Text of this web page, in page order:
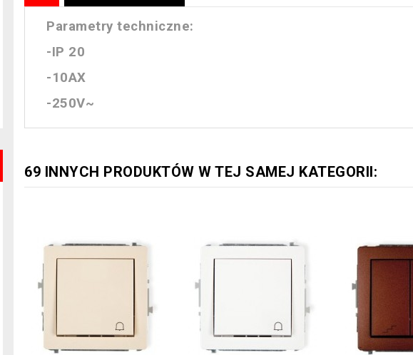
Parametry techniczne:
-IP 20
-10AX
-250V~
69 INNYCH PRODUKTÓW W TEJ SAMEJ KATEGORII: